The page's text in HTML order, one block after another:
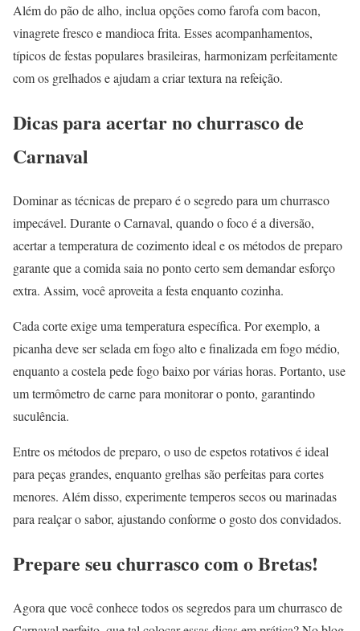
Além do pão de alho, inclua opções como farofa com bacon,
vinagrete fresco e mandioca frita. Esses acompanhamentos,
típicos de festas populares brasileiras, harmonizam perfeitamente
com os grelhados e ajudam a criar textura na refeição.
Dicas para acertar no churrasco de
Carnaval
Dominar as técnicas de preparo é o segredo para um churrasco
impecável. Durante o Carnaval, quando o foco é a diversão,
acertar a temperatura de cozimento ideal e os métodos de preparo
garante que a comida saia no ponto certo sem demandar esforço
extra. Assim, você aproveita a festa enquanto cozinha.
Cada corte exige uma temperatura específica. Por exemplo, a
picanha deve ser selada em fogo alto e finalizada em fogo médio,
enquanto a costela pede fogo baixo por várias horas. Portanto, use
um termômetro de carne para monitorar o ponto, garantindo
suculência.
Entre os métodos de preparo, o uso de espetos rotativos é ideal
para peças grandes, enquanto grelhas são perfeitas para cortes
menores. Além disso, experimente temperos secos ou marinadas
para realçar o sabor, ajustando conforme o gosto dos convidados.
Prepare seu churrasco com o Bretas!
Agora que você conhece todos os segredos para um churrasco de